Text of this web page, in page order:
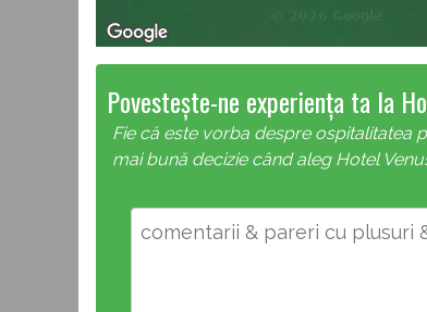
Povestește-ne experiența ta la
Fie că este vorba despre ospitalitatea
mai bună decizie când aleg Hotel